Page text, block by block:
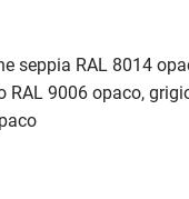
seppia RAL 8014
9006 opaco,